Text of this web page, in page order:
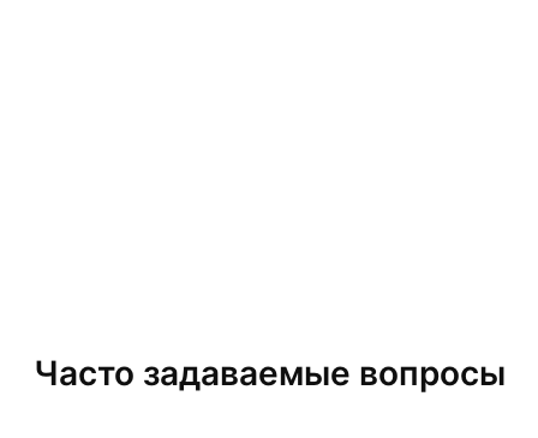
Часто задаваемые вопросы